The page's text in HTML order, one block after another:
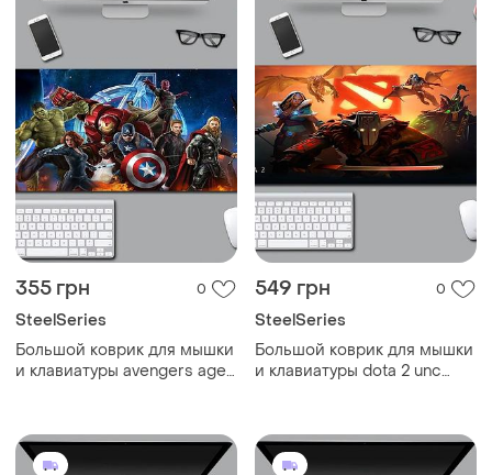
355 грн 0
SteelSeries
Большой коврик для мышки
и клавиатуры avengers age
549 грн 0
SteelSeries
Большой коврик для мышки
и клавиатуры dota 2 unc